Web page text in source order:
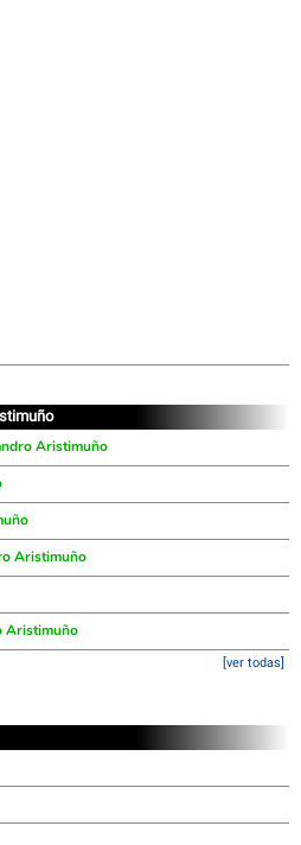
Aristimuño
Aristimuño
Aristimuño
[ver todas]